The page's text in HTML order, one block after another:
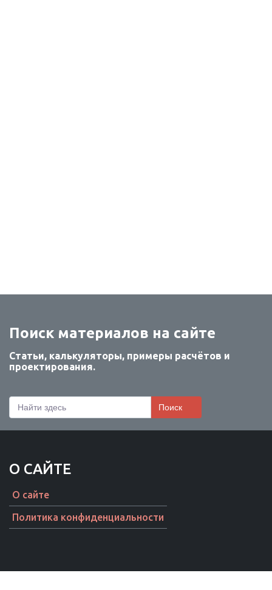
Поиск материалов на сайте
Статьи, калькуляторы, примеры расчётов и
проектирования.
Поиск
О САЙТЕ
О сайте
Политика конфиденциальности